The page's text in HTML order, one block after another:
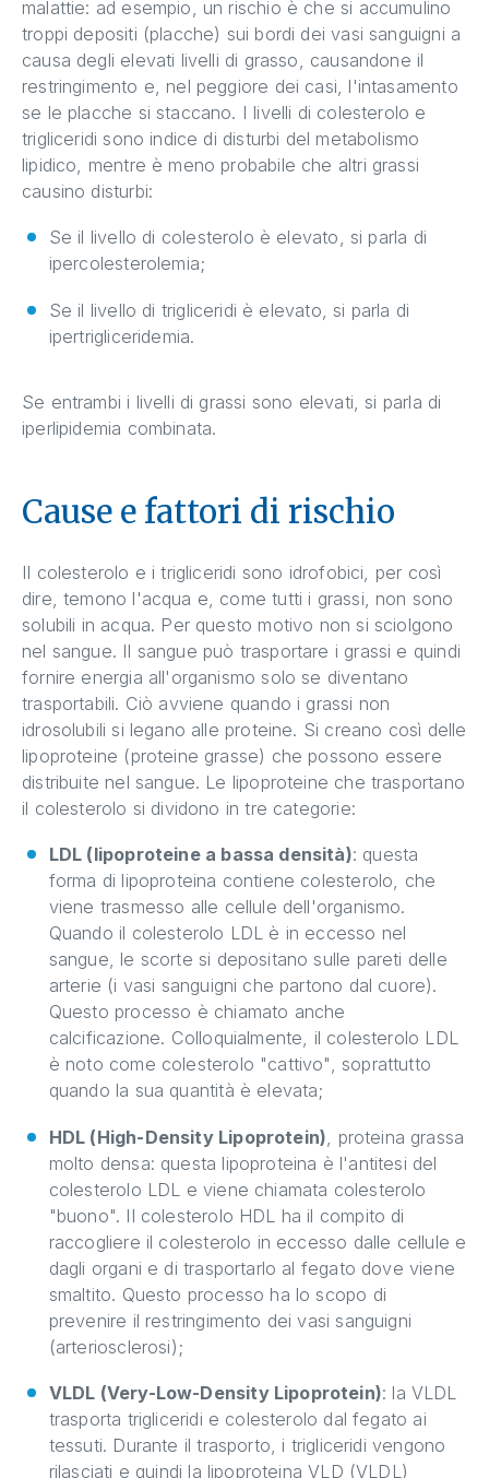
malattie: ad esempio, un rischio è che si accumulino
troppi depositi (placche) sui bordi dei vasi sanguigni a
causa degli elevati livelli di grasso, causandone il
restringimento e, nel peggiore dei casi, l'intasamento
se le placche si staccano. I livelli di colesterolo e
trigliceridi sono indice di disturbi del metabolismo
lipidico, mentre è meno probabile che altri grassi
causino disturbi:
Se il livello di colesterolo è elevato, si parla di
ipercolesterolemia;
Se il livello di trigliceridi è elevato, si parla di
ipertrigliceridemia.
Se entrambi i livelli di grassi sono elevati, si parla di
iperlipidemia combinata.
Cause e fattori di rischio
Il colesterolo e i trigliceridi sono idrofobici, per così
dire, temono l'acqua e, come tutti i grassi, non sono
solubili in acqua. Per questo motivo non si sciolgono
nel sangue. Il sangue può trasportare i grassi e quindi
fornire energia all'organismo solo se diventano
trasportabili. Ciò avviene quando i grassi non
idrosolubili si legano alle proteine. Si creano così delle
lipoproteine (proteine grasse) che possono essere
distribuite nel sangue. Le lipoproteine che trasportano
il colesterolo si dividono in tre categorie:
LDL (lipoproteine a bassa densità): questa
forma di lipoproteina contiene colesterolo, che
viene trasmesso alle cellule dell'organismo.
Quando il colesterolo LDL è in eccesso nel
sangue, le scorte si depositano sulle pareti delle
arterie (i vasi sanguigni che partono dal cuore).
Questo processo è chiamato anche
calcificazione. Colloquialmente, il colesterolo LDL
è noto come colesterolo "cattivo", soprattutto
quando la sua quantità è elevata;
HDL (High-Density Lipoprotein) , proteina grassa
molto densa: questa lipoproteina è l'antitesi del
colesterolo LDL e viene chiamata colesterolo
"buono". Il colesterolo HDL ha il compito di
raccogliere il colesterolo in eccesso dalle cellule e
dagli organi e di trasportarlo al fegato dove viene
smaltito. Questo processo ha lo scopo di
prevenire il restringimento dei vasi sanguigni
(arteriosclerosi);
VLDL (Very-Low-Density Lipoprotein): la VLDL
trasporta trigliceridi e colesterolo dal fegato ai
tessuti. Durante il trasporto, i trigliceridi vengono
rilasciati e quindi la lipoproteina VLD (VLDL)